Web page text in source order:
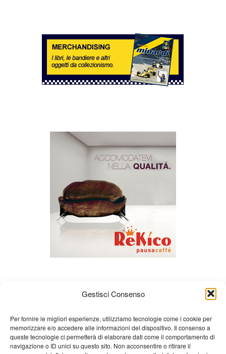
Gestisci Consenso
Per fornire le migliori esperienze, utilizziamo tecnologie come i cookie per
memorizzare e/o accedere alle informazioni del dispositivo. Il consenso a
queste tecnologie ci permetterà di elaborare dati come il comportamento di
navigazione o ID unici su questo sito. Non acconsentire o ritirare il
Chi siamo Gian Carlo Minardi Gear